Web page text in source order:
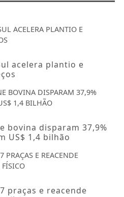
acelera plantio e
bovina disparam 37,9%
US$ 1,4 bilhão
praças e reacende